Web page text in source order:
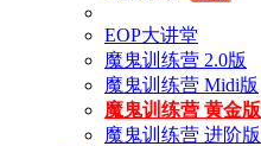
EOP大讲堂
魔鬼训练营 2.0版
魔鬼训练营 Midi版
魔鬼训练营 黄金版
魔鬼训练营 进阶版